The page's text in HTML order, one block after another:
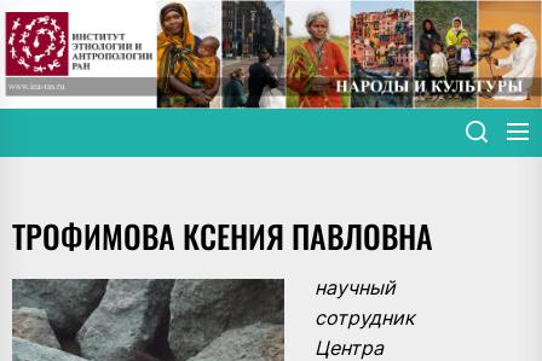
Skip
to
the
content
ТРОФИМОВА КСЕНИЯ ПАВЛОВНА
научный
сотрудник
Центра